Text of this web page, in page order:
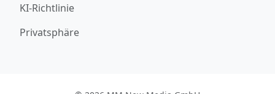
KI-Richtlinie
Privatsphäre